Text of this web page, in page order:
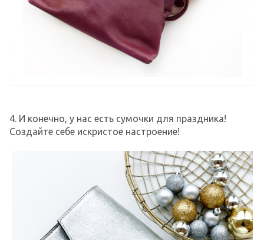
4. И конечно, у нас есть сумочки для праздника!
Создайте себе искристое настроение!